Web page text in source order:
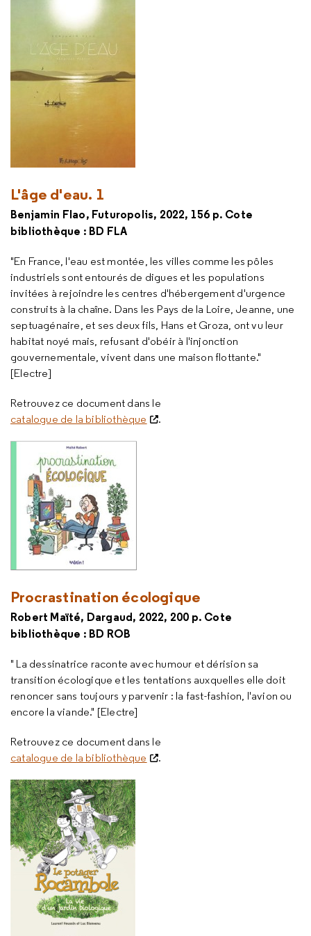
L'âge d'eau. 1
Benjamin Flao, Futuropolis, 2022, 156 p. Cote
bibliothèque : BD FLA
"En France, l'eau est montée, les villes comme les pôles
industriels sont entourés de digues et les populations
invitées à rejoindre les centres d'hébergement d'urgence
construits à la chaîne. Dans les Pays de la Loire, Jeanne, une
septuagénaire, et ses deux fils, Hans et Groza, ont vu leur
habitat noyé mais, refusant d'obéir à l'injonction
gouvernementale, vivent dans une maison flottante."
[Electre]
Retrouvez ce document dans le
catalogue de la bibliothèque
.
Procrastination écologique
Robert Maïté, Dargaud, 2022, 200 p. Cote
bibliothèque : BD ROB
" La dessinatrice raconte avec humour et dérision sa
transition écologique et les tentations auxquelles elle doit
renoncer sans toujours y parvenir : la fast-fashion, l'avion ou
encore la viande." [Electre]
Retrouvez ce document dans le
catalogue de la bibliothèque
.